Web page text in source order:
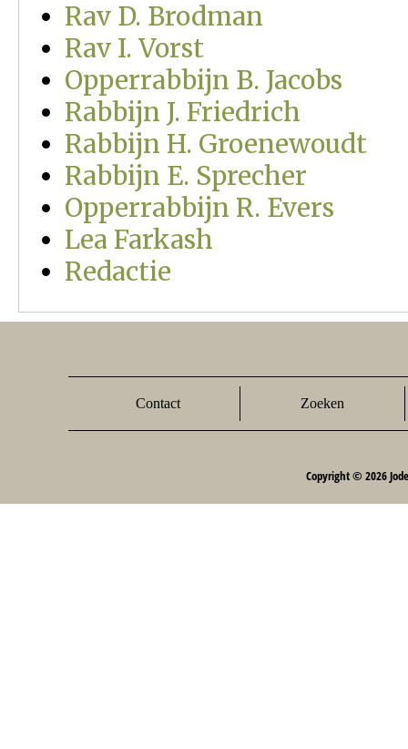
Rav D. Brodman
Rav I. Vorst
Opperrabbijn B. Jacobs
Rabbijn J. Friedrich
Rabbijn H. Groenewoudt
Rabbijn E. Sprecher
Opperrabbijn R. Evers
Lea Farkash
Redactie
Contact Zoeken
Copyright © 2026